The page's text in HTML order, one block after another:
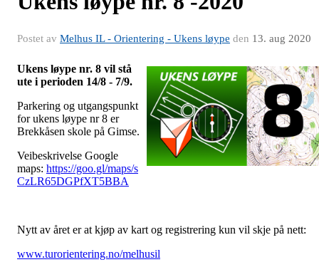
Postet av Melhus IL - Orientering - Ukens løype den 13. aug 2020
Ukens løype nr. 8 vil stå
ute i perioden 14/8 - 7/9.
Parkering og utgangspunkt
for ukens løype nr 8 er
Brekkåsen skole på Gimse.
Veibeskrivelse Google
maps: https://goo.gl/maps/s
CzLR65DGPfXT5BBA
Nytt av året er at kjøp av kart og registrering kun vil skje på nett:
www.turorientering.no/melhusil